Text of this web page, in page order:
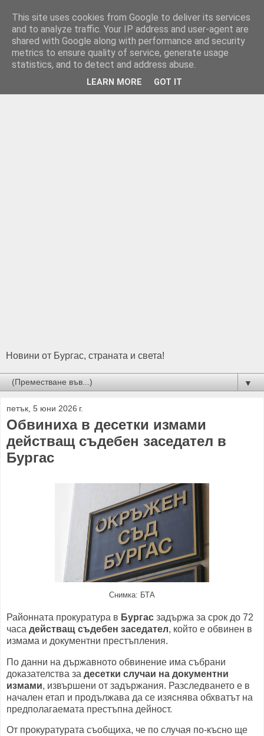
Новини от Бургас, страната и света!
▼
петък, 5 юни 2026 г.
Обвиниха в десетки измами
действащ съдебен заседател в
Бургас
Снимка: БТА
Районната прокуратура в Бургас задържа за срок до 72
часа действащ съдебен заседател, който е обвинен в
измама и документни престъпления.
По данни на държавното обвинение има събрани
доказателства за десетки случаи на документни
измами, извършени от задържания. Разследването е в
начален етап и продължава да се изяснява обхватът на
предполагаемата престъпна дейност.
От прокуратурата съобщиха, че по случая по-късно ще
This site uses cookies from Google to deliver its services
and to analyze traffic. Your IP address and user-agent are
shared with Google along with performance and security
metrics to ensure quality of service, generate usage
statistics, and to detect and address abuse.
LEARN MORE GOT IT